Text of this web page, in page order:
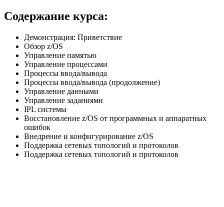
Содержание курса:
Демонстрация: Приветствие
Обзор z/OS
Управление памятью
Управление процессами
Процессы ввода/вывода
Процессы ввода/вывода (продолжение)
Управление данными
Управление заданиями
IPL системы
Восстановление z/OS от программных и аппаратных
ошибок
Внедрение и конфигурирование z/OS
Поддержка сетевых топологий и протоколов
Поддержка сетевых топологий и протоколов